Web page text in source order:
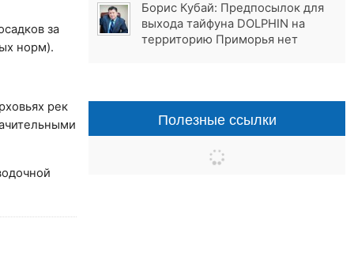
за
норм).
рек
Борис Кубай: Предпосылок для
выхода тайфуна DOLPHIN на
территорию Приморья нет
Полезные ссылки